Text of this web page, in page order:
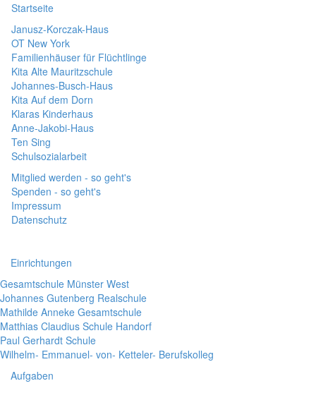
Startseite
Janusz-Korczak-Haus
OT New York
Familienhäuser für Flüchtlinge
Kita Alte Mauritzschule
Johannes-Busch-Haus
Kita Auf dem Dorn
Klaras Kinderhaus
Anne-Jakobi-Haus
Ten Sing
Schulsozialarbeit
Mitglied werden - so geht's
Spenden - so geht's
Impressum
Datenschutz
Einrichtungen
Gesamtschule Münster West
Johannes Gutenberg Realschule
Mathilde Anneke Gesamtschule
Matthias Claudius Schule Handorf
Paul Gerhardt Schule
Wilhelm- Emmanuel- von- Ketteler- Berufskolleg
Aufgaben